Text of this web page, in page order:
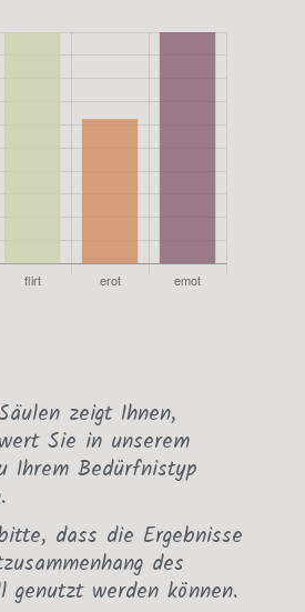
zeigt Ihnen,
Sie in unserem
Ihrem Bedürfnistyp
dass die Ergebnisse
des
genutzt werden können.